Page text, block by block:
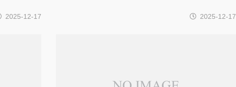
2025-12-17 2025-12-17